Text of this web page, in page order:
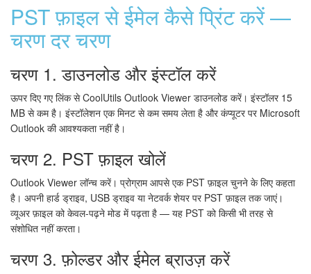
PST फ़ाइल से ईमेल कैसे प्रिंट करें —
चरण दर चरण
चरण 1. डाउनलोड और इंस्टॉल करें
ऊपर दिए गए लिंक से CoolUtils Outlook Viewer डाउनलोड करें। इंस्टॉलर 15
MB से कम है। इंस्टॉलेशन एक मिनट से कम समय लेता है और कंप्यूटर पर Microsoft
Outlook की आवश्यकता नहीं है।
चरण 2. PST फ़ाइल खोलें
Outlook Viewer लॉन्च करें। प्रोग्राम आपसे एक PST फ़ाइल चुनने के लिए कहता
है। अपनी हार्ड ड्राइव, USB ड्राइव या नेटवर्क शेयर पर PST फ़ाइल तक जाएं।
व्यूअर फ़ाइल को केवल-पढ़ने मोड में पढ़ता है — यह PST को किसी भी तरह से
संशोधित नहीं करता।
चरण 3. फ़ोल्डर और ईमेल ब्राउज़ करें